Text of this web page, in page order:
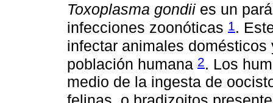
Toxoplasma gondii es un
infecciones zoonóticas 1 .
infectar animales
población humana 2. Los
medio de la ingesta de